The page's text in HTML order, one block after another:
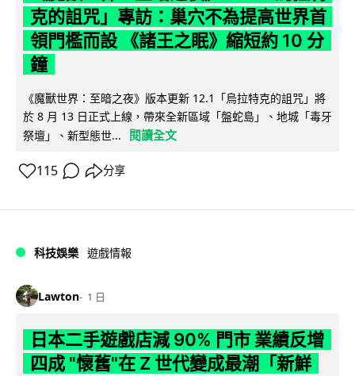
克的詛咒」專訪：巢穴不為提高世界首
領門檻而設 《諸王之眠》縮短約 10 分
鐘
《魔獸世界：至暗之夜》版本更新 12.1「烏拉特克的詛咒」將
於 8 月 13 日正式上線，帶來全新區域「盤蛇島」、地城「毒牙
祭壇」、新型態世...
閱讀全文
115 分享
科技娛樂 遊戲情報
Lawton 1 日
日本二手遊戲店減 90% 門市 業績反增
四成 "懷舊"在 Z 世代變成最潮「新鮮